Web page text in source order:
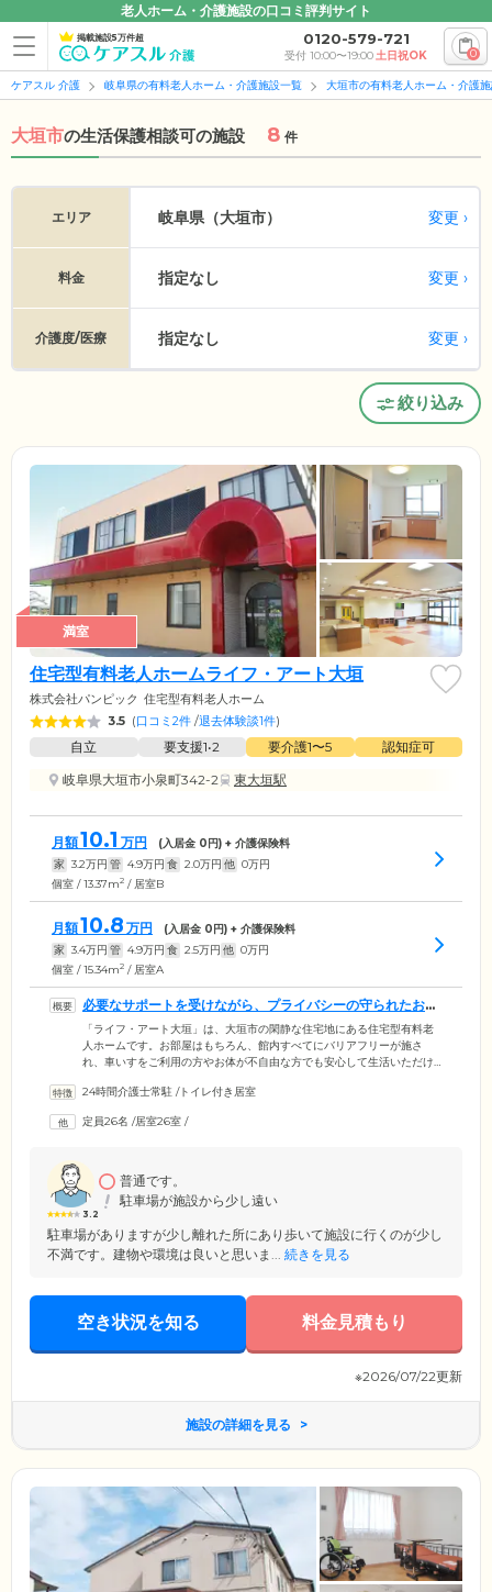
老人ホーム・介護施設の口コミ評判サイト
掲載施設5万件超 0120-579-721
受付 10:00〜19:00土日祝OK 0
ケアスル 介護 岐阜県の有料老人ホーム・介護施設一覧 大垣市の有料老人ホーム・介護
大垣市の生活保護相談可の施設 8 件
エリア 岐阜県（大垣市） 変更
料金 指定なし 変更
介護度/医療 指定なし 変更
絞り込み
満室
住宅型有料老人ホームライフ・アート大垣
株式会社パンピック 住宅型有料老人ホーム
3.5 (口コミ2件 /退去体験談1件)
自立 要支援1•2 要介護1〜5
認知症可
岐阜県大垣市小泉町342-2
東大垣駅
月額10.1 万円 (入居金 0円) + 介護保険料
家 3.2万円 管 4.9万円 食 2.0万円 他 0万円
個室 / 13.37m2 / 居室B
月額10.8 万円 (入居金 0円) + 介護保険料
家 3.4万円 管 4.9万円 食 2.5万円 他 0万円
個室 / 15.34m2 / 居室A
必要なサポートを受けながら、プライバシーの守られたお部
屋で生活できます
「ライフ・アート大垣」は、大垣市の閑静な住宅地にある住宅型有料老
人ホームです。お部屋はもちろん、館内すべてにバリアフリーが施さ
れ、車いすをご利用の方やお体が不自由な方でも安心して生活いただけ
バシーに配慮して完全個室をご用意。使い慣れた家具の持ち込みなども
部屋内にナースコールを設置していますので、急な体調不良やお怪我な
24時間介護士常駐 /トイレ付き居室
定員26名 /居室26室 /
3.2
普通です。
駐車場が施設から少し遠い
駐車場がありますが少し離れた所にあり歩いて施設に行くのが少し
不満です。建物や環境は良いと思いま... 続きを見る
空き状況を知る 料金見積もり
※2026/07/22更新
施設の詳細を見る